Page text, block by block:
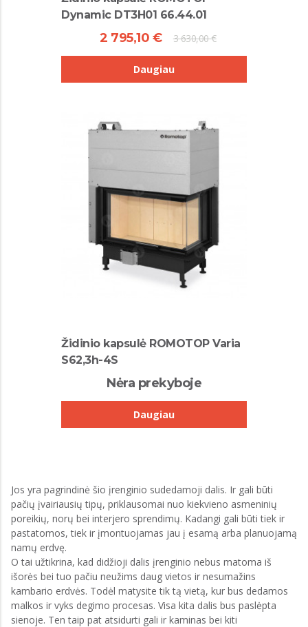
Dynamic DT3H01 66.44.01
2 795,10 € 3 630,00 €
Daugiau
Židinio kapsulė ROMOTOP Varia
S62,3h-4S
Nėra prekyboje
Daugiau
Jos yra pagrindinė šio įrenginio sudedamoji dalis. Ir gali būti
pačių įvairiausių tipų, priklausomai nuo kiekvieno asmeninių
poreikių, norų bei interjero sprendimų. Kadangi gali būti tiek ir
pastatomos, tiek ir įmontuojamas jau į esamą arba planuojamą
namų erdvę.
O tai užtikrina, kad didžioji dalis įrenginio nebus matoma iš
išorės bei tuo pačiu neužims daug vietos ir nesumažins
kambario erdvės. Todėl matysite tik tą vietą, kur bus dedamos
malkos ir vyks degimo procesas. Visa kita dalis bus paslėpta
sienoje. Ten taip pat atsidurti gali ir kaminas bei kiti